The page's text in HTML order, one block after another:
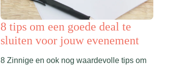
8 tips om een goede deal te
sluiten voor jouw evenement
8 Zinnige en ook nog waardevolle tips om